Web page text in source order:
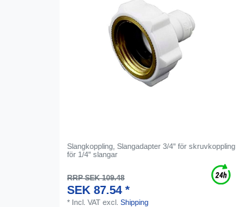
Slangkoppling, Slangadapter 3/4" för skruvkoppling
för 1/4" slangar
RRP SEK 109.48
SEK 87.54 *
* Incl. VAT excl.Shipping